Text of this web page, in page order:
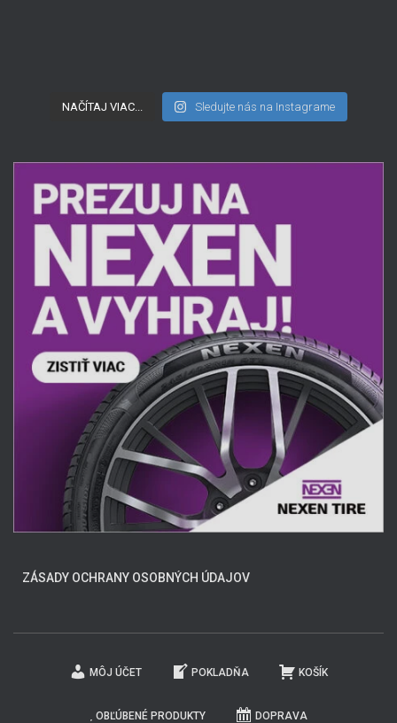
NAČÍTAJ VIAC... Sledujte nás na Instagrame
ZÁSADY OCHRANY OSOBNÝCH ÚDAJOV
MÔJ ÚČET POKLADŇA KOŠÍK
OBĽÚBENÉ PRODUKTY DOPRAVA